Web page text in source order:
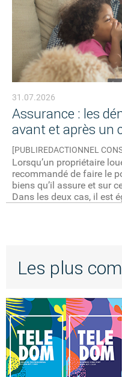
31.07.2026
Assurance : les
avant et après un
[PUBLIREDACTIONNEL
Lorsqu’un propriétaire
recommandé de faire le
biens qu’il assure et sur
Dans les deux cas, il est
Les plus